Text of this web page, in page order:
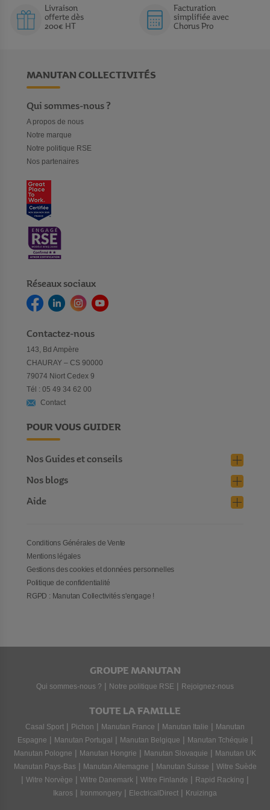
sacs, des tatamis et tapis de judo, des kimonos pour judo,
des accessoires de nettoyage pour tapis…
Livraison
offerte dès
200€ HT
Facturation
simplifiée avec
Chorus Pro
MANUTAN COLLECTIVITÉS
Qui sommes-nous ?
A propos de nous
Notre marque
Notre politique RSE
Nos partenaires
Réseaux sociaux
Contactez-nous
143, Bd Ampère
CHAURAY – CS 90000
79074 Niort Cedex 9
Tél : 05 49 34 62 00
Contact
POUR VOUS GUIDER
Nos Guides et conseils
Nos blogs
Aide
Conditions Générales de Vente
Mentions légales
Gestions des cookies et données personnelles
Politique de confidentialité
RGPD : Manutan Collectivités s'engage !
GROUPE MANUTAN
Qui sommes-nous ? | Notre politique RSE | Rejoignez-nous
TOUTE LA FAMILLE
Casal Sport | Pichon | Manutan France | Manutan Italie | Manutan
Espagne | Manutan Portugal | Manutan Belgique | Manutan Tchéquie |
Manutan Pologne | Manutan Hongrie | Manutan Slovaquie | Manutan UK
Manutan Pays-Bas | Manutan Allemagne | Manutan Suisse | Witre Suède
| Witre Norvège | Witre Danemark | Witre Finlande | Rapid Racking |
Ikaros | Ironmongery | ElectricalDirect | Kruizinga